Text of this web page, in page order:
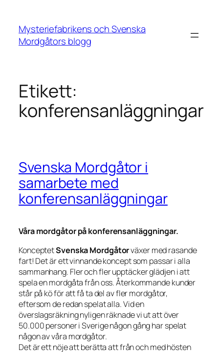
innehåll
Mysteriefabrikens och Svenska
Mordgåtors blogg
Etikett:
konferensanläggningar
Svenska Mordgåtor i
samarbete med
konferensanläggningar
Våra mordgåtor på konferensanläggningar.
KonceptetSvenska Mordgåtorväxer med rasande
fart! Det är ett vinnande koncept som passar i alla
sammanhang. Fler och fler upptäcker glädjen i att
spela en mordgåta från oss. Återkommande kunder
står på kö för att få ta del av fler mordgåtor,
eftersom de redan spelat alla. Vid en
överslagsräkning nyligen räknade vi ut att över
50.000 personer i Sverige någon gång har spelat
någon av våra mordgåtor.
Det är ett nöje att berätta att från och med hösten